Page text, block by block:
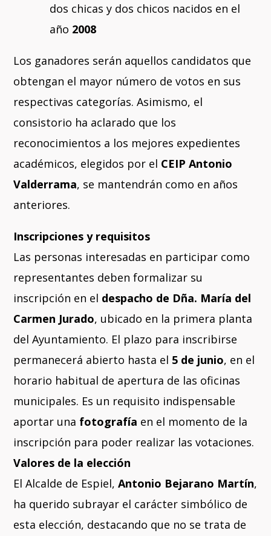
dos chicas y dos chicos nacidos en el
año 2008
Los ganadores serán aquellos candidatos que
obtengan el mayor número de votos en sus
respectivas categorías.Asimismo, el
consistorio ha aclarado que los
reconocimientos a los mejores expedientes
académicos, elegidos por el CEIP Antonio
Valderrama, se mantendrán como en años
anteriores.
Inscripciones y requisitos
Las personas interesadas en participar como
representantes deben formalizar su
inscripción en el despacho de Dña. María del
Carmen Jurado, ubicado en la primera planta
del Ayuntamiento. El plazo para inscribirse
permanecerá abierto hasta el 5 de junio, en el
horario habitual de apertura de las oficinas
municipales. Es un requisito indispensable
aportar una fotografía en el momento de la
inscripción para poder realizar las votaciones.
Valores de la elección
El Alcalde de Espiel,Antonio Bejarano Martín,
ha querido subrayar el carácter simbólico de
esta elección, destacando que no se trata de